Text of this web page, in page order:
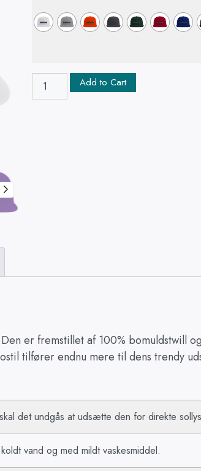
Add to Cart
er fremstillet af 100% bomuldstwill
tilfører endnu mere til dens trendy
det undgås at udsætte den for direkte
vand og med mildt vaskesmiddel.